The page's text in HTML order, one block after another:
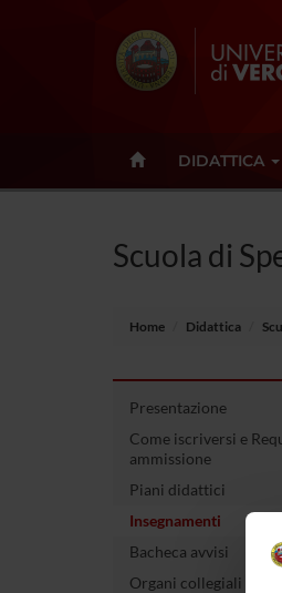
DIDATTICA
Scuola di
Home Didattica
Presentazione
Come iscriversi e
ammissione
Piani didattici
Insegnamenti
Bacheca avvisi
Organi collegiali e di